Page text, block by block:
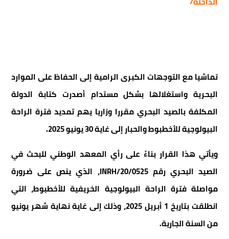
تماشيا مع التوجهات الكبرى الرامية إلى الحفاظ على الموارد
البحرية واستغلالها بشكل مستدام أصدرت كتابة الدولة
المكلفة بالصيد البحري مقررا وزاريا يهم تمديد فترة الراحة
البيولوجية للأخطبوط والحبار إلى غاية 30 يونيو 2025.
ويأتي هذا القرار بناءً على رأي المعهد الوطني للبحث في
الصيد البحري رقم 20/0525/INRH، الذي ينص على ضرورة
مواصلة فترة الراحة البيولوجية الخريفية للأخطبوط، التي
انطلقت بتاريخ 1 أبريل 2025، وذلك إلى غاية نهاية شهر يونيو
من السنة الجارية.